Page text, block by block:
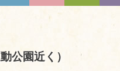
公園近く）